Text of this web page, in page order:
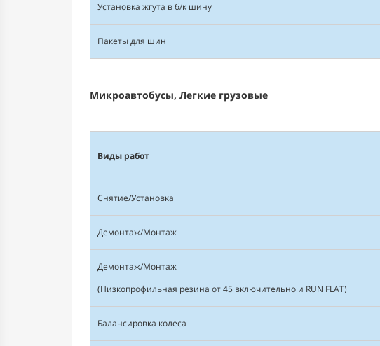
Установка жгута в б/к шину
Пакеты для шин
Микроавтобусы, Легкие грузовые
Виды работ
Снятие/Установка
Демонтаж/Монтаж
Демонтаж/Монтаж
(Низкопрофильная резина от 45 включительно и RUN FLAT)
Балансировка колеса